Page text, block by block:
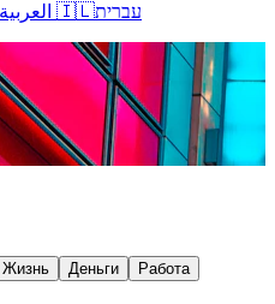
🇮🇱עברית
Жизнь Деньги Работа